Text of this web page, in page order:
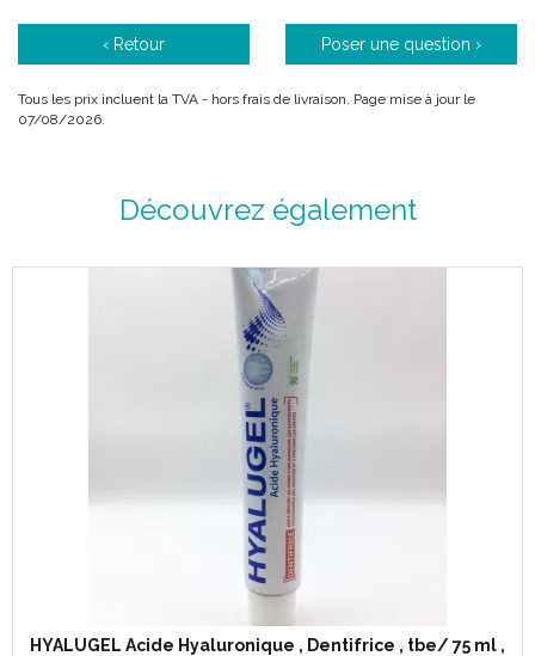
‹ Retour Poser une question ›
Tous les prix incluent la TVA - hors frais de livraison. Page mise à jour le
07/08/2026.
Découvrez également
HYALUGEL Acide Hyaluronique , Dentifrice , tbe/ 75 ml ,